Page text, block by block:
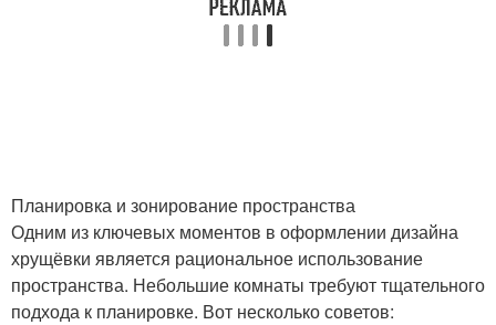
Планировка и зонирование пространства
Одним из ключевых моментов в оформлении дизайна
хрущёвки является рациональное использование
пространства. Небольшие комнаты требуют тщательного
подхода к планировке. Вот несколько советов: